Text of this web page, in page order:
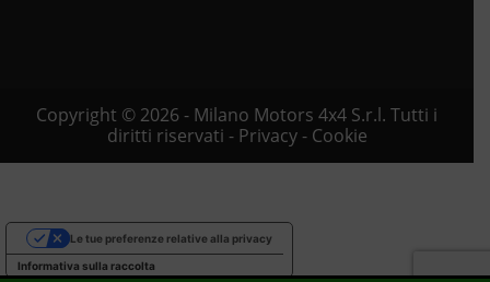
Copyright © 2026 - Milano Motors 4x4 S.r.l. Tutti i
diritti riservati - Privacy- Cookie
Informativa sulla raccolta
Le tue preferenze relative alla privacy